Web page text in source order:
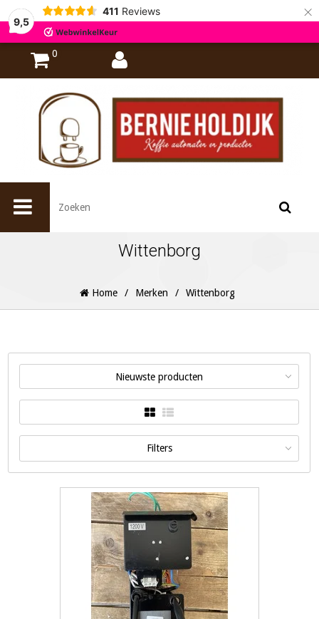
9,5
411 Reviews ×
0
Wittenborg
Home / Merken / Wittenborg
Nieuwste producten
Filters